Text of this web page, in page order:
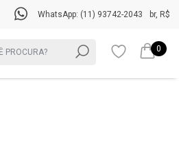
br, R$
WhatsApp: (11) 93742-2043
0